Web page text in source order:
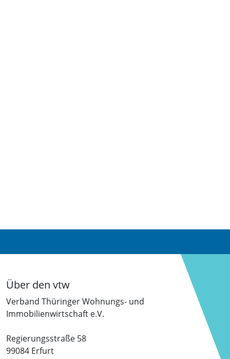
Über den vtw
Verband Thüringer Wohnungs- und
Immobilienwirtschaft e.V.
Regierungsstraße 58
99084 Erfurt